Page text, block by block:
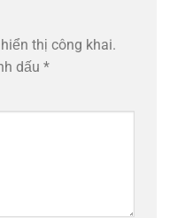
thị công khai.
dấu *